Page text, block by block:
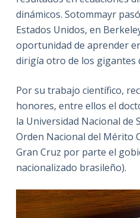
dinámicos. Sotommayr
Estados Unidos, en
oportunidad de aprender
dirigía otro de los gigantes
Por su trabajo científico,
honores, entre ellos el
la Universidad Nacional de
Orden Nacional del Mérito
Gran Cruz por parte el
nacionalizado brasileño).